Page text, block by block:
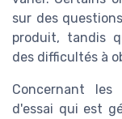
sur des
produit, tandis
des difficultés à
Concernant les
d'essai qui est